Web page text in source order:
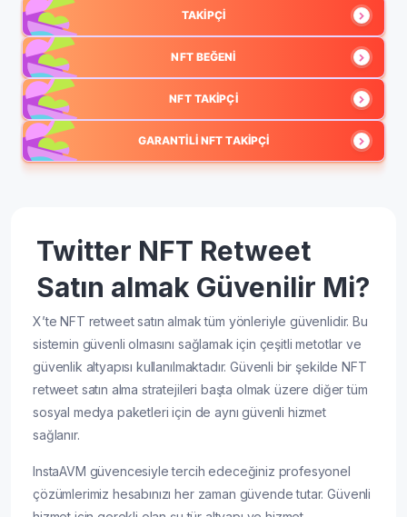
TAKIPÇI
NFT BEĞENI
NFT TAKIPÇI
GARANTILI NFT TAKIPÇI
Twitter NFT Retweet
Satın almak Güvenilir Mi?
X’te NFT retweet satın almak tüm yönleriyle güvenlidir. Bu
sistemin güvenli olmasını sağlamak için çeşitli metotlar ve
güvenlik altyapısı kullanılmaktadır. Güvenli bir şekilde NFT
retweet satın alma stratejileri başta olmak üzere diğer tüm
sosyal medya paketleri için de aynı güvenli hizmet
sağlanır.
InstaAVM güvencesiyle tercih edeceğiniz profesyonel
çözümlerimiz hesabınızı her zaman güvende tutar. Güvenli